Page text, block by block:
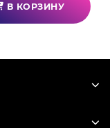
В КОРЗИНУ